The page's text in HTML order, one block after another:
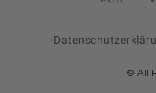
© All